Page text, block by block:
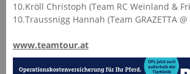
10.Kröll Christoph (Team RC Weinland &
10.Traussnigg Hannah (Team GRAZETTA
www.teamtour.at